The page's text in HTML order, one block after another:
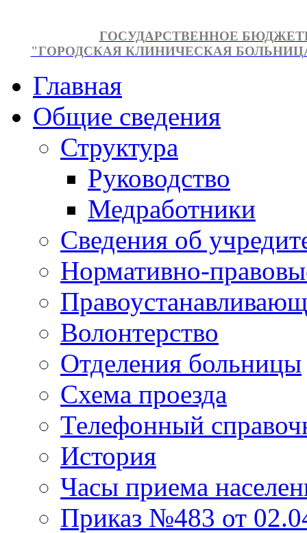
ГОСУДАРСТВЕННОЕ
"ГОРОДСКАЯ КЛИНИЧЕСКАЯ
Главная
Общие сведения
Структура
Руководство
Медработники
Сведения об
Нормативно-
Волонтерство
Отделения больницы
Схема проезда
Телефонный
История
Часы приема
Приказ №483 от